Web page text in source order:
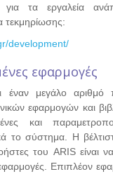
για τα εργαλεία
τεκμηρίωσης:
development/
εφαρμογές
μεγάλο αριθμό
εφαρμογών και
και
το σύστημα. Η
του ARIS είναι
Επιπλέον